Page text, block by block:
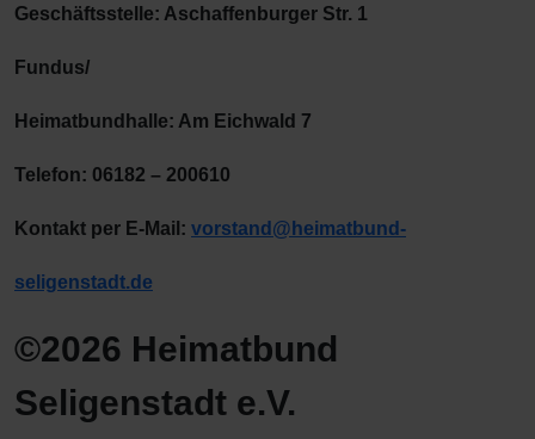
Geschäftsstelle: Aschaffenburger Str. 1
Fundus/
Heimatbundhalle: Am Eichwald 7
Telefon: 06182 – 200610
Kontakt per E-Mail: vorstand@heimatbund-
seligenstadt.de
©2026 Heimatbund
Seligenstadt e.V.